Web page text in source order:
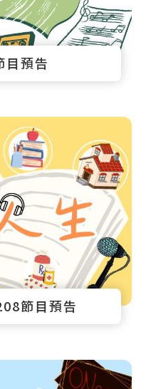
預告
節目預告